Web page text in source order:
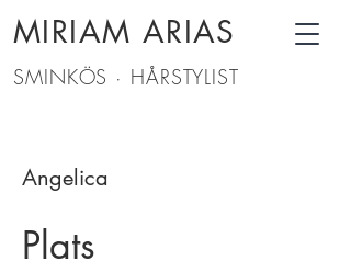
SMINKÖS · HÅRSTYLIST
MIRIAM ARIAS
Angelica
Plats